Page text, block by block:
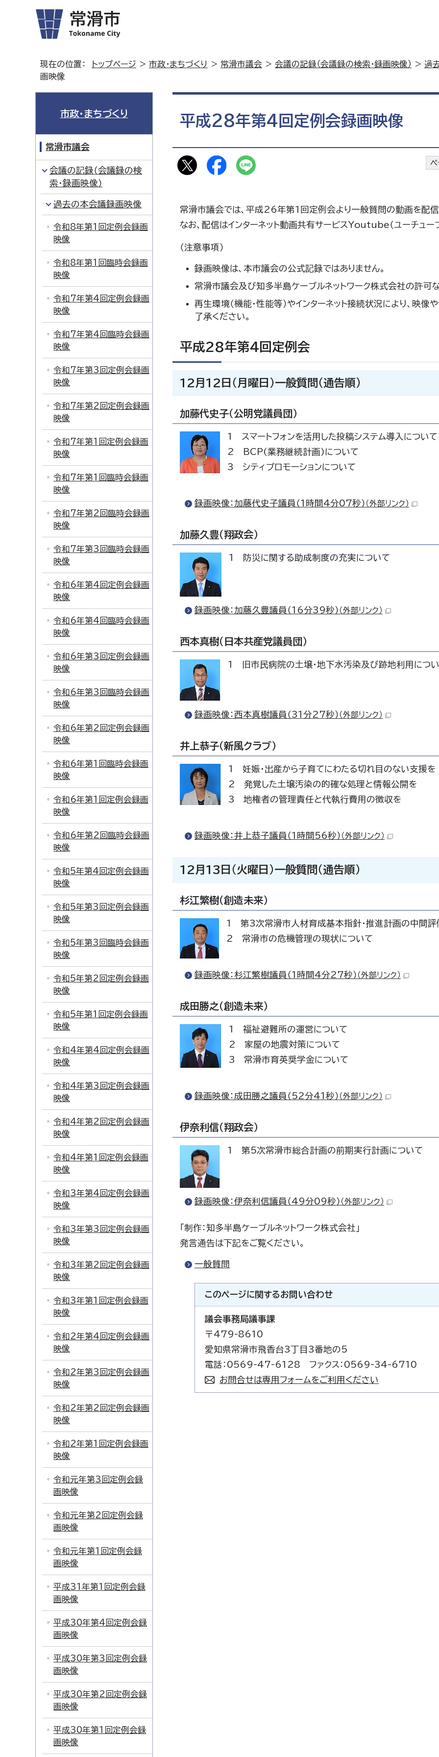
現在の位置： トップページ > 市政・まちづくり > 常滑市議会 > 会議の記録（会議録の検索・録画映像） > 過
画映像
平成28年第4回定例会録画映像
常滑市議会では、平成26年第1回定例会より一般質問の動画を配信
なお、配信はインターネット動画共有サービスYoutube（ユーチュー
（注意事項）
録画映像は、本市議会の公式記録ではありません。
常滑市議会及び知多半島ケーブルネットワーク株式会社の許可
再生環境（機能・性能等）やインターネット接続状況により、映
了承ください。
平成28年第4回定例会
12月12日（月曜日）一般質問（通告順）
加藤代史子（公明党議員団）
1 スマートフォンを活用した投稿システム導入について
2 BCP(業務継続計画)について
3 シティプロモーションについて
録画映像：加藤代史子議員（1時間4分07秒） （外部リンク）
加藤久豊（翔政会）
1 防災に関する助成制度の充実について
録画映像：加藤久豊議員（16分39秒） （外部リンク）
西本真樹（日本共産党議員団）
1 旧市民病院の土壌・地下水汚染及び跡地利用につ
録画映像：西本真樹議員（31分27秒） （外部リンク）
井上恭子（新風クラブ）
1 妊娠・出産から子育てにわたる切れ目のない支援を
2 発覚した土壌汚染の的確な処理と情報公開を
3 地権者の管理責任と代執行費用の徴収を
録画映像：井上恭子議員（1時間56秒） （外部リンク）
12月13日（火曜日）一般質問（通告順）
杉江繁樹（創造未来）
1 第3次常滑市人材育成基本指針・推進計画の中間評
2 常滑市の危機管理の現状について
録画映像：杉江繁樹議員（1時間4分27秒） （外部リンク）
成田勝之（創造未来）
1 福祉避難所の運営について
2 家屋の地震対策について
3 常滑市育英奨学金について
録画映像：成田勝之議員（52分41秒） （外部リンク）
伊奈利信（翔政会）
1 第5次常滑市総合計画の前期実行計画について
録画映像：伊奈利信議員（49分09秒） （外部リンク）
「制作：知多半島ケーブルネットワーク株式会社」
発言通告は下記をご覧ください。
一般質問
このページに関するお問い合わせ
議会事務局議事課
〒479-8610
愛知県常滑市飛香台3丁目3番地の5
電話：0569-47-6128 ファクス：0569-34-6710
お問合せは専用フォームをご利用ください
市政・まちづくり
常滑市議会
会議の記録（会議録の検
索・録画映像）
過去の本会議録画映像
令和8年第1回定例会録画
映像
令和8年第1回臨時会録画
映像
令和7年第4回定例会録画
映像
令和7年第4回臨時会録画
映像
令和7年第3回定例会録画
映像
令和7年第2回定例会録画
映像
令和7年第1回定例会録画
映像
令和7年第1回臨時会録画
映像
令和7年第2回臨時会録画
映像
令和7年第3回臨時会録画
映像
令和6年第4回定例会録画
映像
令和6年第4回臨時会録画
映像
令和6年第3回定例会録画
映像
令和6年第3回臨時会録画
映像
令和6年第2回定例会録画
映像
令和6年第1回臨時会録画
映像
令和6年第1回定例会録画
映像
令和6年第2回臨時会録画
映像
令和5年第4回定例会録画
映像
令和5年第3回定例会録画
映像
令和5年第3回臨時会録画
映像
令和5年第2回定例会録画
映像
令和5年第1回定例会録画
映像
令和4年第4回定例会録画
映像
令和4年第3回定例会録画
映像
令和4年第2回定例会録画
映像
令和4年第1回定例会録画
映像
令和3年第4回定例会録画
映像
令和3年第3回定例会録画
映像
令和3年第2回定例会録画
映像
令和3年第1回定例会録画
映像
令和2年第4回定例会録画
映像
令和2年第3回定例会録画
映像
令和2年第2回定例会録画
映像
令和2年第1回定例会録画
映像
令和元年第3回定例会録
画映像
令和元年第2回定例会録
画映像
令和元年第1回定例会録
画映像
平成31年第1回定例会録
画映像
平成30年第4回定例会録
画映像
平成30年第3回定例会録
画映像
平成30年第2回定例会録
画映像
平成30年第1回定例会録
画映像